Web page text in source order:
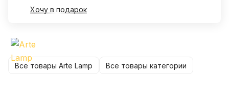
Хочу в подарок
Все товары Arte Lamp Все товары категории